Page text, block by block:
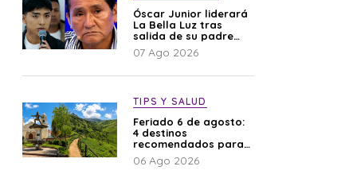
Óscar Junior liderará
La Bella Luz tras
salida de su padre
por polémica con
Naldy Saldaña
07 Ago 2026
TIPS Y SALUD
Feriado 6 de agosto:
4 destinos
recomendados para
disfrutar el descanso
06 Ago 2026